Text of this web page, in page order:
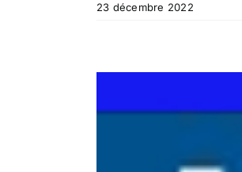
23 décembre 2022